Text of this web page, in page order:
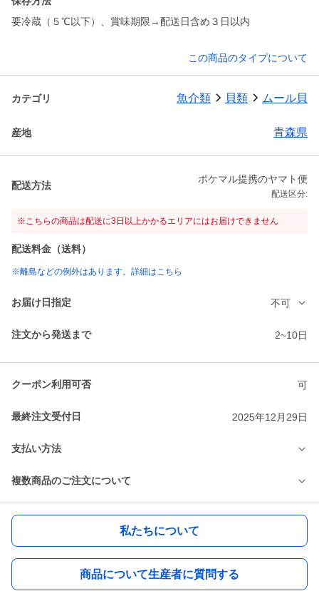
要冷蔵（５℃以下）、賞味期限→配送日含め３日以内
この商品のタイプについて
カテゴリ 魚介類 貝類 ムール貝
産地 青森県
配送方法
ポケマル提携のヤマト便
配送区分:
※こちらの商品は配送に3日以上かかるエリアにはお届けできません
配送料金（送料）
※離島などの例外はあります。詳細はこちら
お届け日指定 不可
注文から発送まで 2~10日
クーポン利用可否 可
最終注文受付日 2025年12月29日
支払い方法
複数商品のご注文について
私たちについて
商品について生産者に質問する